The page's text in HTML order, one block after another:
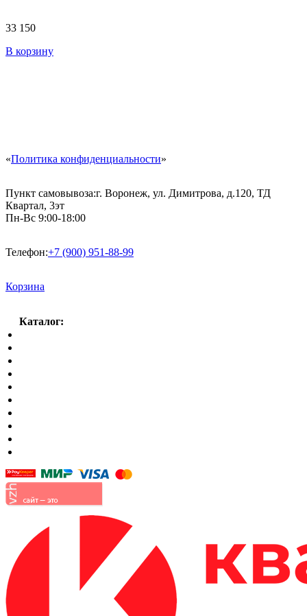
33 150
В корзину
«Политика конфиденциальности»
Пункт самовывоза:г. Воронеж, ул. Димитрова, д.120, ТД
Квартал, 3эт
Пн-Вс 9:00-18:00
Телефон:+7 (900) 951-88-99
Корзина
Каталог: